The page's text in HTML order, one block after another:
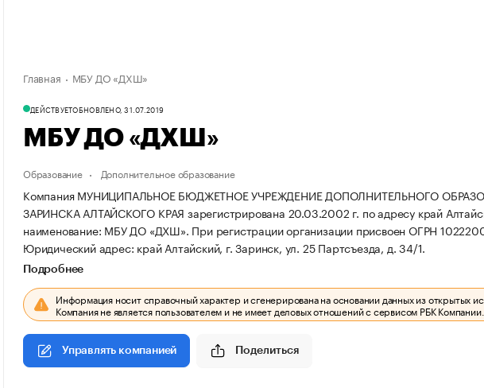
Главная МБУ ДО «ДХШ»
ДЕЙСТВУЕТОБНОВЛЕНО, 31.07.2019
МБУ ДО «ДХШ»
Образование Дополнительное образование
Компания МУНИЦИПАЛЬНОЕ БЮДЖЕТНОЕ УЧРЕЖДЕНИЕ ДОПОЛНИТЕЛЬНОГО
ЗАРИНСКА АЛТАЙСКОГО КРАЯ зарегистрирована 20.03.2002 г. по адресу край
наименование: МБУ ДО «ДХШ». При регистрации организации присвоен ОГРН
Юридический адрес: край Алтайский, г. Заринск, ул. 25 Партсъезда, д. 34/1.
Подробнее
Информация носит справочный характер и сгенерирована на основании данных из открытых
Компания не является пользователем и не имеет деловых отношений с сервисом РБК Компании.
Управлять компанией Поделиться